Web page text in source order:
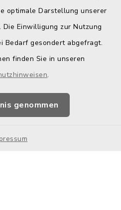
optimale Darstellung unserer
Einwilligung zur Nutzung
Bedarf gesondert abgefragt.
finden Sie in unseren
.
genommen
Nutzung